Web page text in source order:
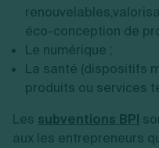
éco-conception de
Le numérique ;
La santé (dispositifs
produits ou services
Les subventions BPI
aux les entrepreneurs